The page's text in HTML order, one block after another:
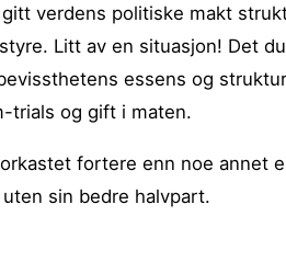
verdens politiske makt
Litt av en situasjon! Det
essens og
trials og gift i maten.
fortere enn noe annet
sin bedre halvpart.